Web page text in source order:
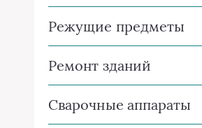
Режущие предметы
Ремонт зданий
Сварочные аппараты